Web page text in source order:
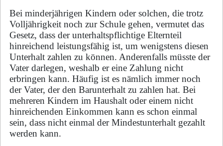
Bei minderjährigen Kindern oder solchen, die trotz
Volljährigkeit noch zur Schule gehen, vermutet das
Gesetz, dass der unterhaltspflichtige Elternteil
hinreichend leistungsfähig ist, um wenigstens diesen
Unterhalt zahlen zu können. Anderenfalls müsste der
Vater darlegen, weshalb er eine Zahlung nicht
erbringen kann. Häufig ist es nämlich immer noch
der Vater, der den Barunterhalt zu zahlen hat. Bei
mehreren Kindern im Haushalt oder einem nicht
hinreichenden Einkommen kann es schon einmal
sein, dass nicht einmal der Mindestunterhalt gezahlt
werden kann.